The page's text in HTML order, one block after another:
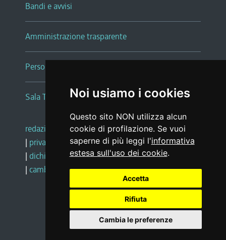
Noi usiamo i cookies
Questo sito NON utilizza alcun
cookie di profilazione. Se vuoi
saperne di più leggi l'informativa
estesa sull'uso dei cookie.
Accetta
Rifiuta
Cambia le preferenze
Bandi e avvisi
Amministrazione trasparente
Persone e Uffici
Sala Tiziano Tessitori
redazione web |note legali |glossario
| privacy
social media policy
| dichiarazione di accessibilità |feedback
| cambio preferenze cookie
Realizzato da